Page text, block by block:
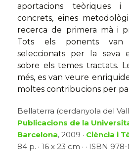
aportacions teòriques i
concrets, eines
recerca de primera mà i
Tots els ponents van
seleccionats per la seva
sobre els temes tractats.
més, es van veure
moltes contribucions per
Bellaterra (cerdanyola del
Publicacions de la
Barcelona, 2009 · Ciència i
84 p. · 16 x 23 cm · · ISBN